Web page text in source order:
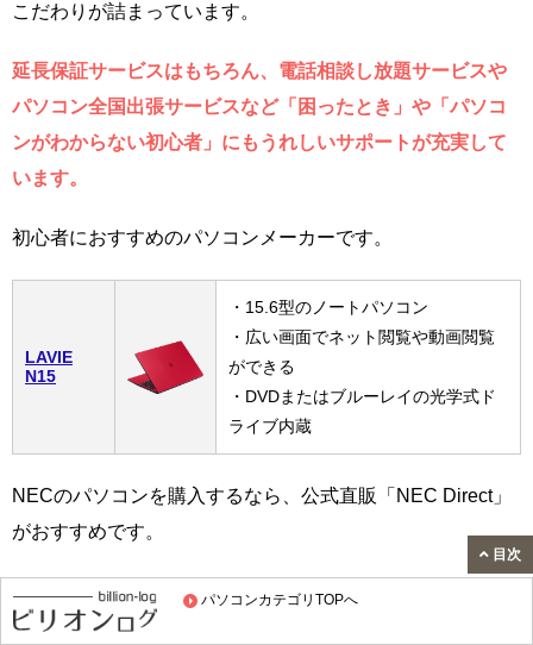
パソコンカテゴリTOPへ
こだわりが詰まっています。
延長保証サービスはもちろん、電話相談し放題サービスや
パソコン全国出張サービスなど「困ったとき」や「パソコ
ンがわからない初心者」にもうれしいサポートが充実して
います。
初心者におすすめのパソコンメーカーです。
LAVIE
N15
・15.6型のノートパソコン
・広い画面でネット閲覧や動画閲覧
ができる
・DVDまたはブルーレイの光学式ド
ライブ内蔵
NECのパソコンを購入するなら、公式直販「NEC Direct」
がおすすめです。
注文時に、仕様を選んで自分好みにカスタマイズ注文でき
る他、NECセール
目次